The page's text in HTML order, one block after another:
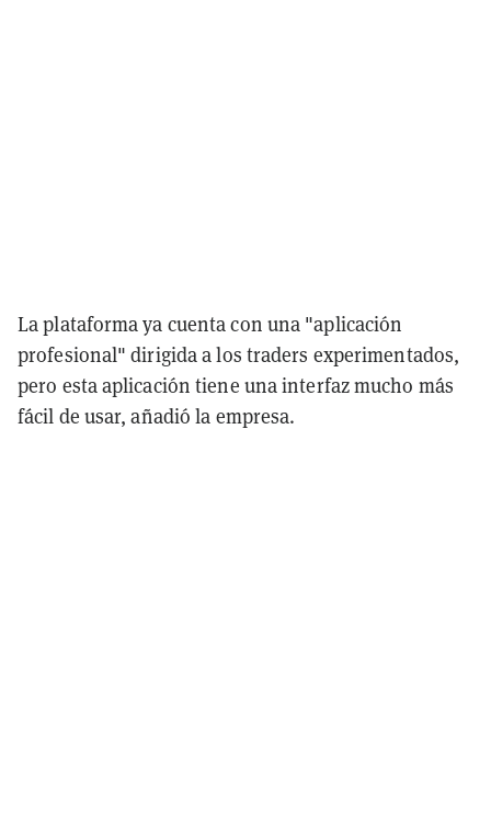
La plataforma ya cuenta con una "aplicación
profesional" dirigida a los traders experimentados,
pero esta aplicación tiene una interfaz mucho más
fácil de usar, añadió la empresa.